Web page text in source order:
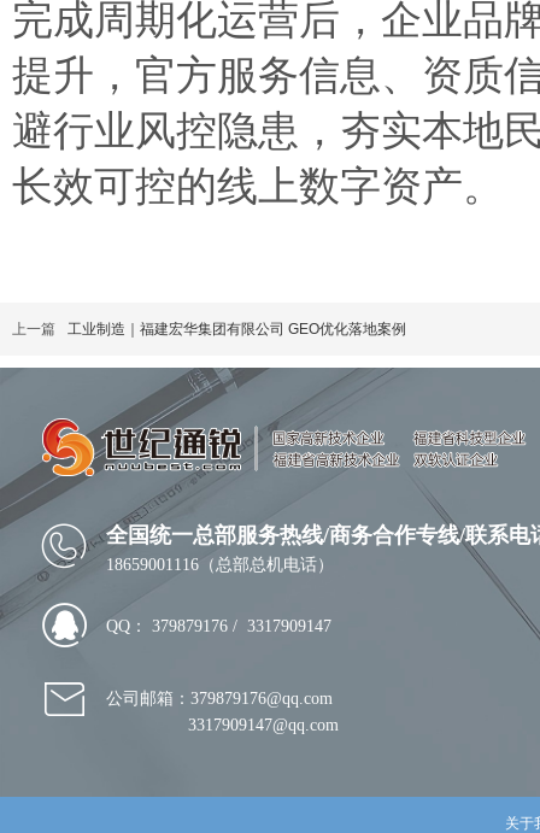
完成周期化运营后，企业品
提升，官方服务信息、资质
避行业风控隐患，夯实本地
长效可控的线上数字资产。
上一篇 工业制造｜福建宏华集团有限公司 GEO优化落地案例
全国统一总部服务热线/商务合作专线/联系电
18659001116（总部总机电话）
QQ： 379879176 / 3317909147
公司邮箱：379879176@qq.com
3317909147@qq.com
关于